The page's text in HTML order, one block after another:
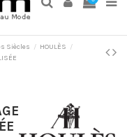
Siècles
HOULÈS